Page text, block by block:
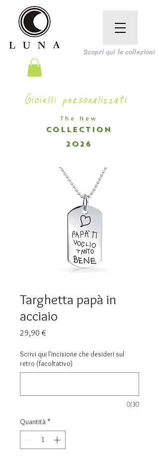
The New
COLLECTION
2026
Scopri qui le collezioni
Gioielli personalizzati
Targhetta papà in
acciaio
29,90 €
Scrivi qui l'incisione che desideri sul
retro (facoltativo)
0/30
Quantità *